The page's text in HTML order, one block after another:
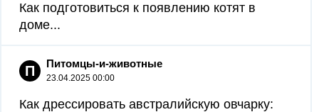
Как подготовиться к появлению котят в
доме...
П Питомцы-и-животные
23.04.2025 00:00
Как дрессировать австралийскую овчарку: